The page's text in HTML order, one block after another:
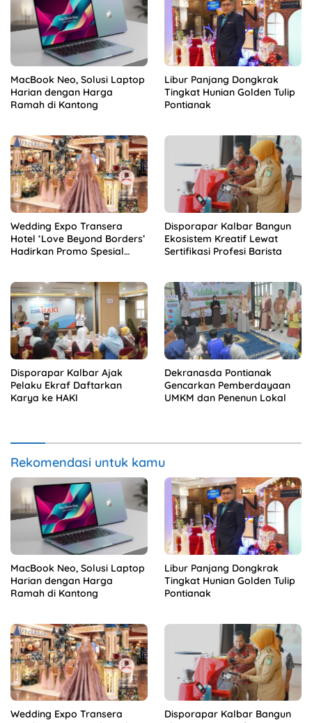
MacBook Neo, Solusi Laptop
Harian dengan Harga
Ramah di Kantong
Libur Panjang Dongkrak
Tingkat Hunian Golden Tulip
Pontianak
Wedding Expo Transera
Hotel ‘Love Beyond Borders’
Hadirkan Promo Spesial
Disporapar Kalbar Bangun
Ekosistem Kreatif Lewat
Sertifikasi Profesi Barista
Disporapar Kalbar Ajak
Pelaku Ekraf Daftarkan
Karya ke HAKI
Dekranasda Pontianak
Gencarkan Pemberdayaan
UMKM dan Penenun Lokal
Rekomendasi untuk kamu
MacBook Neo, Solusi Laptop
Harian dengan Harga
Ramah di Kantong
Libur Panjang Dongkrak
Tingkat Hunian Golden Tulip
Pontianak
Wedding Expo Transera
Disporapar Kalbar Bangun